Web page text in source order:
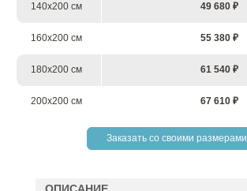
140х200 см 49 680 ₽
160х200 см 55 380 ₽
180х200 см 61 540 ₽
200х200 см 67 610 ₽
Заказать со своими размерами